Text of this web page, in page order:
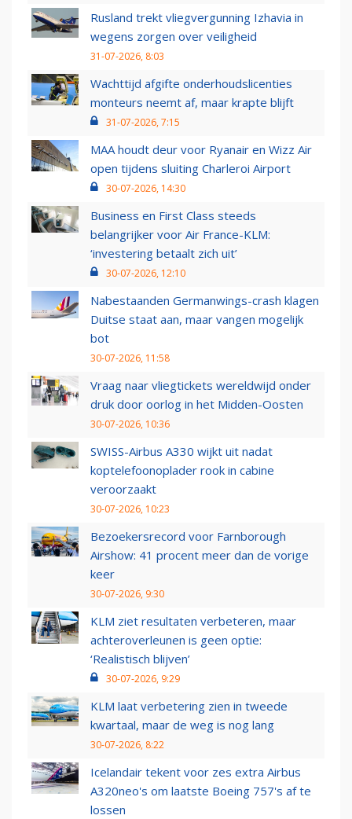
Rusland trekt vliegvergunning Izhavia in
wegens zorgen over veiligheid
31-07-2026, 8:03
Wachttijd afgifte onderhoudslicenties
monteurs neemt af, maar krapte blijft
31-07-2026, 7:15
MAA houdt deur voor Ryanair en Wizz Air
open tijdens sluiting Charleroi Airport
30-07-2026, 14:30
Business en First Class steeds
belangrijker voor Air France-KLM:
‘investering betaalt zich uit’
30-07-2026, 12:10
Nabestaanden Germanwings-crash klagen
Duitse staat aan, maar vangen mogelijk
bot
30-07-2026, 11:58
Vraag naar vliegtickets wereldwijd onder
druk door oorlog in het Midden-Oosten
30-07-2026, 10:36
SWISS-Airbus A330 wijkt uit nadat
koptelefoonoplader rook in cabine
veroorzaakt
30-07-2026, 10:23
Bezoekersrecord voor Farnborough
Airshow: 41 procent meer dan de vorige
keer
30-07-2026, 9:30
KLM ziet resultaten verbeteren, maar
achteroverleunen is geen optie:
‘Realistisch blijven’
30-07-2026, 9:29
KLM laat verbetering zien in tweede
kwartaal, maar de weg is nog lang
30-07-2026, 8:22
Icelandair tekent voor zes extra Airbus
A320neo's om laatste Boeing 757's af te
lossen